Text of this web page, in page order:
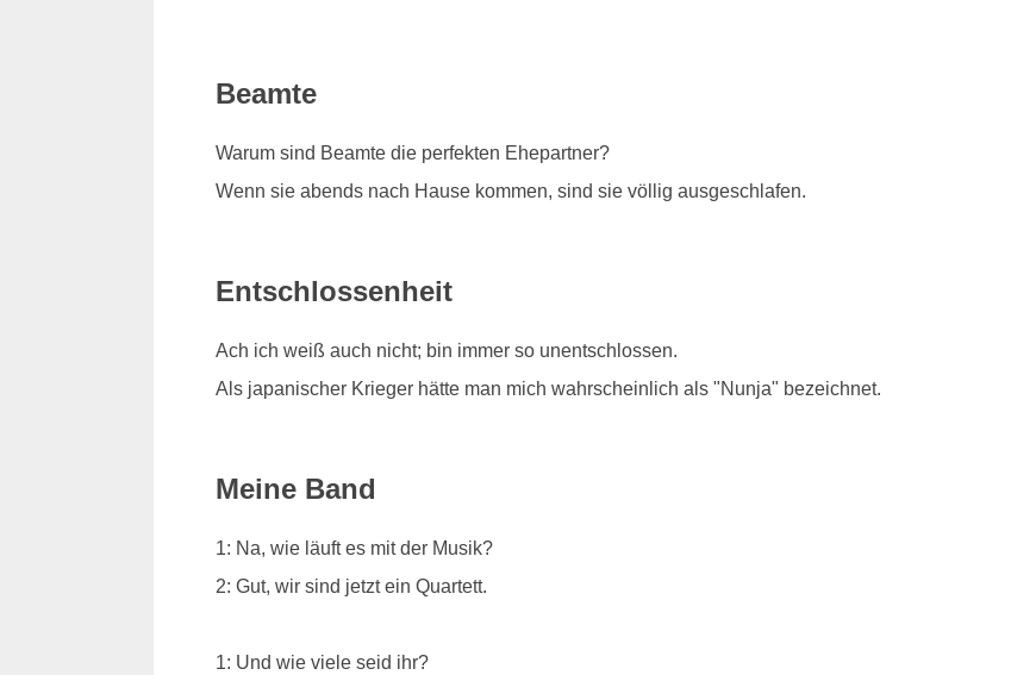
Beamte
Warum sind Beamte die perfekten Ehepartner?
Wenn sie abends nach Hause kommen, sind sie völlig ausgeschlafen.
Entschlossenheit
Ach ich weiß auch nicht; bin immer so unentschlossen.
Als japanischer Krieger hätte man mich wahrscheinlich als "Nunja" bezeichnet.
Meine Band
1: Na, wie läuft es mit der Musik?
2: Gut, wir sind jetzt ein Quartett.
1: Und wie viele seid ihr?